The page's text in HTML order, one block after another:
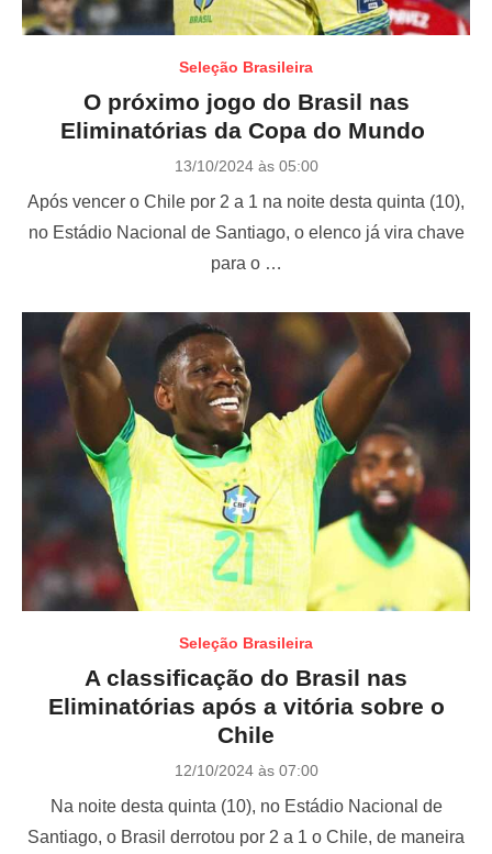
Seleção Brasileira
O próximo jogo do Brasil nas
Eliminatórias da Copa do Mundo
P
s
e
13/10/2024 às 05:00
Após vencer o Chile por 2 a 1 na noite desta quinta (10),
no Estádio Nacional de Santiago, o elenco já vira chave
para o …
Seleção Brasileira
A classificação do Brasil nas
Eliminatórias após a vitória sobre o
Chile
P
s
t
e
12/10/2024 às 07:00
Na noite desta quinta (10), no Estádio Nacional de
Santiago, o Brasil derrotou por 2 a 1 o Chile, de maneira